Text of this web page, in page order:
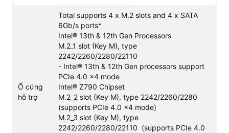
Ổ cứng
hỗ trợ
Total supports 4 x M.2 slots and 4 x SATA
6Gb/s ports*
Intel® 13th & 12th Gen Processors
M.2_1 slot (Key M), type
2242/2260/2280/22110
- Intel® 13th & 12th Gen processors support
PCIe 4.0 x4 mode
Intel® Z790 Chipset
M.2_2 slot (Key M), type 2242/2260/2280
(supports PCIe 4.0 x4 mode)
M.2_3 slot (Key M), type
2242/2260/2280/22110 (supports PCIe 4.0